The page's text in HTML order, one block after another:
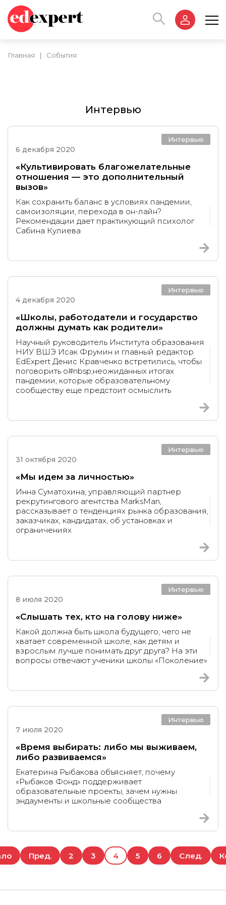
Главная | События
Интервью
Интервью
6 декабря 2020
«Культивировать благожелательные
отношения — это дополнительный
вызов»
Как сохранить баланс в условиях пандемии,
самоизоляции, перехода в он-лайн?
Рекомендации дает практикующий психолог
Сабина Кулиева​
Интервью
4 декабря 2020
«Школы, работодатели и государство
должны думать как родители»
Научный руководитель Института образования
НИУ ВШЭ Исак Фрумин и главный редактор
EdExpert Денис Кравченко встретились, чтобы
поговорить о#nbsp;неожиданных итогах
пандемии, которые образовательному
сообществу еще предстоит осмыслить
Интервью
31 октября 2020
«Мы идем за личностью»
Инна Суматохина, управляющий партнер
рекрутингового агентства MarksMan,
рассказывает о тенденциях рынка образования,
заказчиках, кандидатах, об установках и
ограничениях
Интервью
8 июля 2020
«Слышать тех, кто на голову ниже»
Какой должна быть школа будущего, чего не
хватает современной школе, как детям и
взрослым лучше понимать друг друга? На эти
вопросы отвечают ученики школы «Поколение»
Интервью
7 июля 2020
«Время выбирать: либо мы выживаем,
либо развиваемся»
Екатерина Рыбакова объясняет, почему
«Рыбаков Фонд» поддерживает
образовательные проекты, зачем нужны
эндаументы и школьные сообщества
Пред. 2 3 4 5 6 След.